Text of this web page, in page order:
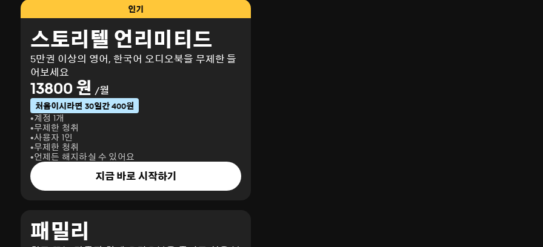
인기
스토리텔 언리미티드
5만권 이상의 영어, 한국어 오디오북을 무제한 들
어보세요
13800 원 /월
처음이시라면 30일간 400원
계정 1개
무제한 청취
사용자 1인
무제한 청취
언제든 해지하실 수 있어요
지금 바로 시작하기
패밀리